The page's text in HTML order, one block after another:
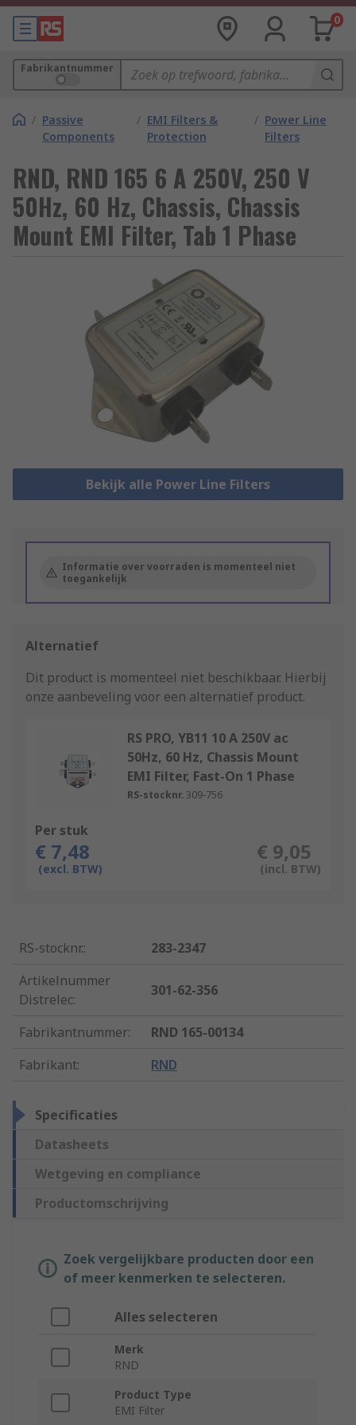
0
Fabrikantnummer
/ Passive
Components
/ EMI Filters &
Protection
/ Power Line
Filters
RND, RND 165 6 A 250V, 250 V
50Hz, 60 Hz, Chassis, Chassis
Mount EMI Filter, Tab 1 Phase
Bekijk alle Power Line Filters
Informatie over voorraden is momenteel niet
toegankelijk
Alternatief
Dit product is momenteel niet beschikbaar. Hierbij
onze aanbeveling voor een alternatief product.
RS PRO, YB11 10 A 250V ac
50Hz, 60 Hz, Chassis Mount
EMI Filter, Fast-On 1 Phase
RS-stocknr. 309-756
Per stuk
€ 7,48
(excl. BTW)
€ 9,05
(incl. BTW)
RS-stocknr.:
283-2347
Artikelnummer
Distrelec:
301-62-356
Fabrikantnummer:
RND 165-00134
Fabrikant: RND
Specificaties
Datasheets
Wetgeving en compliance
Productomschrijving
Zoek vergelijkbare producten door een
of meer kenmerken te selecteren.
Alles selecteren
Merk
RND
Product Type
EMI Filter